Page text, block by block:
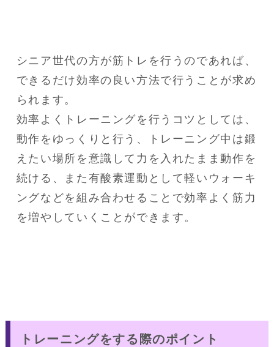
シニア世代の方が筋トレを行うのであれば、
できるだけ効率の良い方法で行うことが求め
られます。
効率よくトレーニングを行うコツとしては、
動作をゆっくりと行う、トレーニング中は鍛
えたい場所を意識して力を入れたまま動作を
続ける、また有酸素運動として軽いウォーキ
ングなどを組み合わせることで効率よく筋力
を増やしていくことができます。
トレーニングをする際のポイント